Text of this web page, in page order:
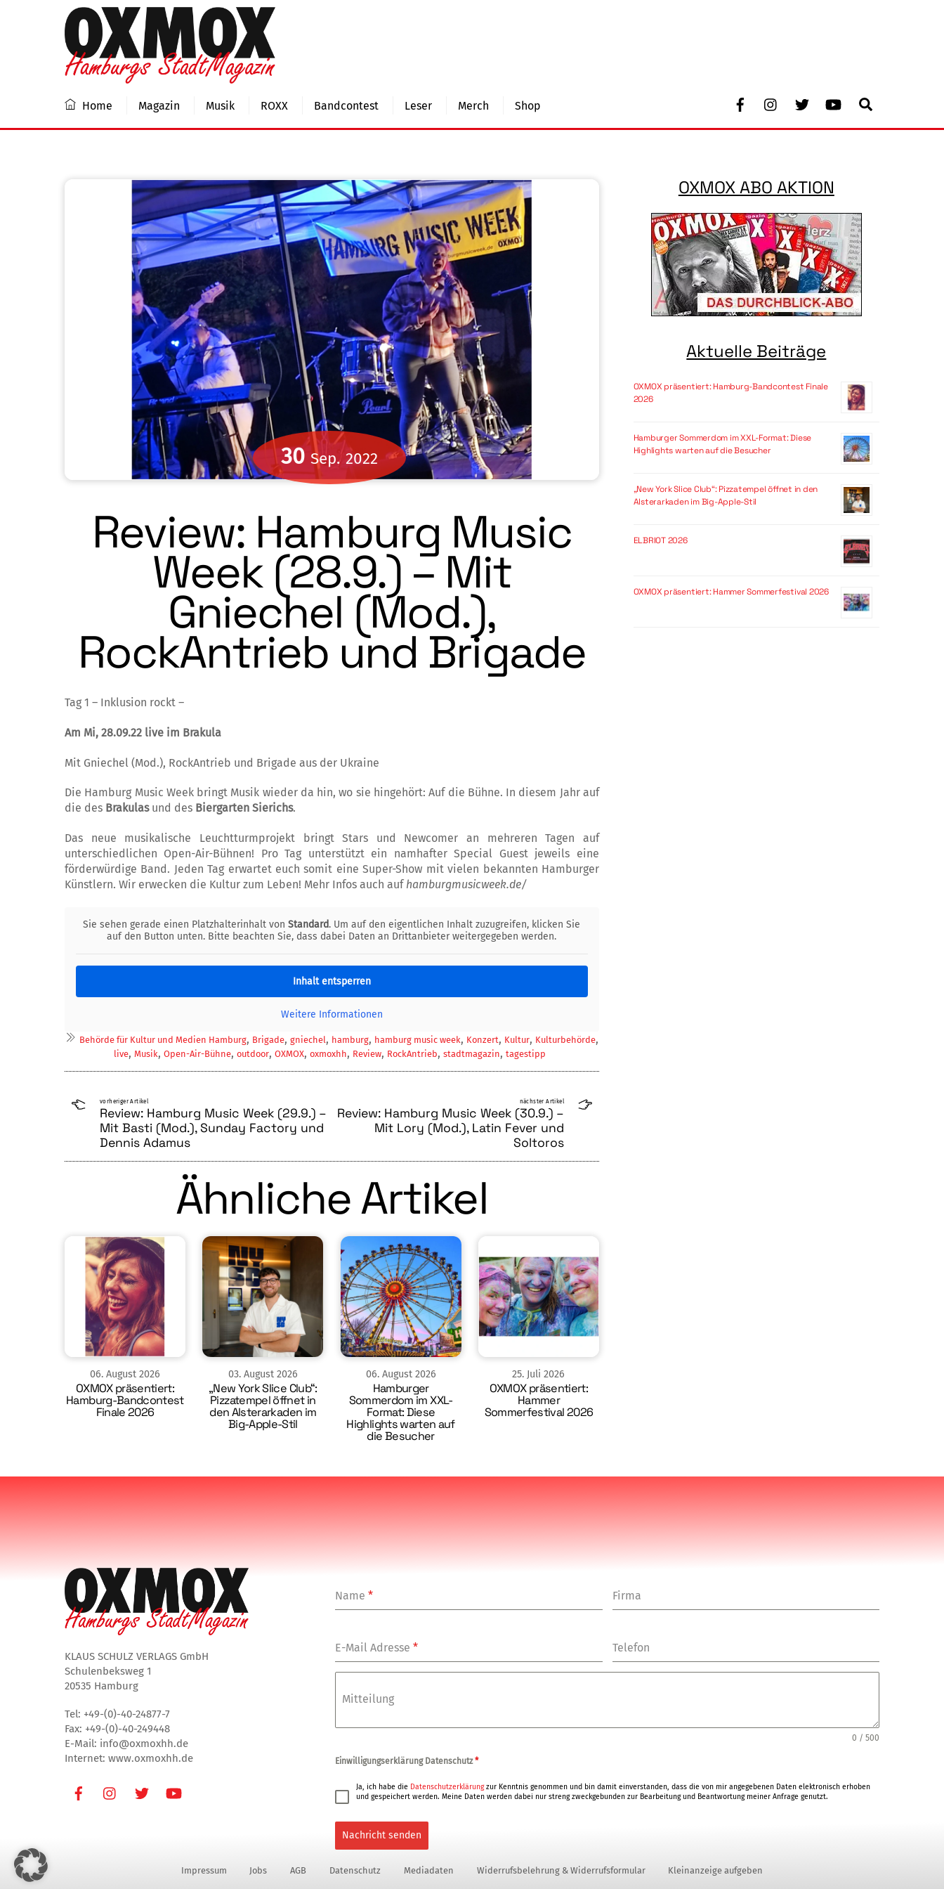
Facebook Youtube
Home Magazin Musik ROXX Bandcontest Leser Merch Shop
30 Sep. 2022
Review: Hamburg Music
Week (28.9.) – Mit
Gniechel (Mod.),
RockAntrieb und Brigade
Tag 1 – Inklusion rockt –
Am Mi, 28.09.22 live im Brakula
Mit Gniechel (Mod.), RockAntrieb und Brigade aus der Ukraine
Die Hamburg Music Week bringt Musik wieder da hin, wo sie hingehört: Auf die Bühne. In diesem Jahr auf
die des Brakulasund des Biergarten Sierichs.
Das neue musikalische Leuchtturmprojekt bringt Stars und Newcomer an mehreren Tagen auf
unterschiedlichen Open-Air-Bühnen! Pro Tag unterstützt ein namhafter Special Guest jeweils eine
förderwürdige Band. Jeden Tag erwartet euch somit eine Super-Show mit vielen bekannten Hamburger
Künstlern. Wir erwecken die Kultur zum Leben! Mehr Infos auch auf hamburgmusicweek.de/
Sie sehen gerade einen Platzhalterinhalt vonStandard. Um auf den eigentlichen Inhalt zuzugreifen, klicken Sie
auf den Button unten. Bitte beachten Sie, dass dabei Daten an Drittanbieter weitergegeben werden.
Inhalt entsperren
Weitere Informationen
Behörde für Kultur und Medien Hamburg, Brigade, gniechel, hamburg, hamburg music week, Konzert, Kultur, Kulturbehörde,
live, Musik, Open-Air-Bühne, outdoor, OXMOX, oxmoxhh, Review, RockAntrieb, stadtmagazin, tagestipp
vorheriger Artikel
Review: Hamburg Music Week (29.9.) –
Mit Basti (Mod.), Sunday Factory und
Dennis Adamus
nächster Artikel
Review: Hamburg Music Week (30.9.) –
Mit Lory (Mod.), Latin Fever und
Soltoros
Ähnliche Artikel
06. August 2026
OXMOX präsentiert:
Hamburg-Bandcontest
Finale 2026
03. August 2026
„New York Slice Club“:
Pizzatempel öffnet in
den Alsterarkaden im
Big-Apple-Stil
06. August 2026
Hamburger
Sommerdom im XXL-
Format: Diese
Highlights warten auf
die Besucher
25. Juli 2026
OXMOX präsentiert:
Hammer
Sommerfestival 2026
OXMOX ABO AKTION
Aktuelle Beiträge
OXMOX präsentiert: Hamburg-Bandcontest Finale
2026
Hamburger Sommerdom im XXL-Format: Diese
Highlights warten auf die Besucher
„New York Slice Club“: Pizzatempel öffnet in den
Alsterarkaden im Big-Apple-Stil
ELBRIOT 2026
OXMOX präsentiert: Hammer Sommerfestival 2026
KLAUS SCHULZ VERLAGS GmbH
Schulenbeksweg 1
20535 Hamburg
Tel: +49-(0)-40-24877-7
Fax: +49-(0)-40-249448
E-Mail: info@oxmoxhh.de
Internet: www.oxmoxhh.de
Facebook
Name* Firma
E-Mail Adresse* Telefon
Mitteilung
0 / 500
Einwilligungserklärung Datenschutz*
Ja, ich habe die Datenschutzerklärungzur Kenntnis genommen und bin damit einverstanden, dass die von mir angegebenen Daten elektronisch erhoben
und gespeichert werden. Meine Daten werden dabei nur streng zweckgebunden zur Bearbeitung und Beantwortung meiner Anfrage genutzt.
Nachricht senden
Impressum Jobs AGB Datenschutz Mediadaten Widerrufsbelehrung & Widerrufsformular Kleinanzeige aufgeben